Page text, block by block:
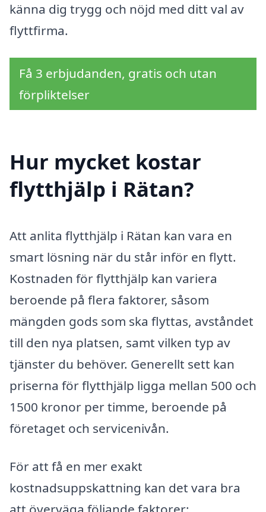
känna dig trygg och nöjd med ditt val av
flyttfirma.
Få 3 erbjudanden, gratis och utan
förpliktelser
Hur mycket kostar
flytthjälp i Rätan?
Att anlita flytthjälp i Rätan kan vara en
smart lösning när du står inför en flytt.
Kostnaden för flytthjälp kan variera
beroende på flera faktorer, såsom
mängden gods som ska flyttas, avståndet
till den nya platsen, samt vilken typ av
tjänster du behöver. Generellt sett kan
priserna för flytthjälp ligga mellan 500 och
1500 kronor per timme, beroende på
företaget och servicenivån.
För att få en mer exakt
kostnadsuppskattning kan det vara bra